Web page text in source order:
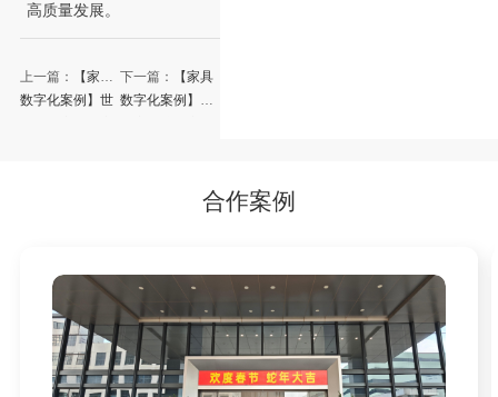
高质量发展。
上一篇：
【家具
数字化案例】世
下一篇：
【家具
数字化案例】铭
合作案例